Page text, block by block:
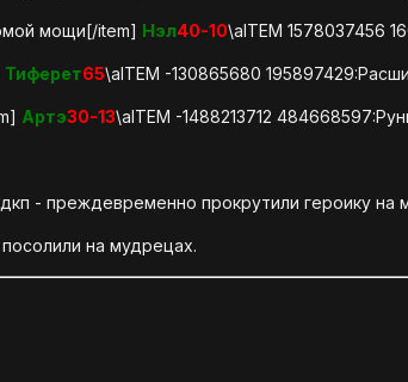
мощи[/item] Нэл40-10\aITEM 1578037456
Тиферет65\aITEM -130865680
Артэ30-13\aITEM -1488213712
- преждевременно прокрутили героику на
на мудрецах.